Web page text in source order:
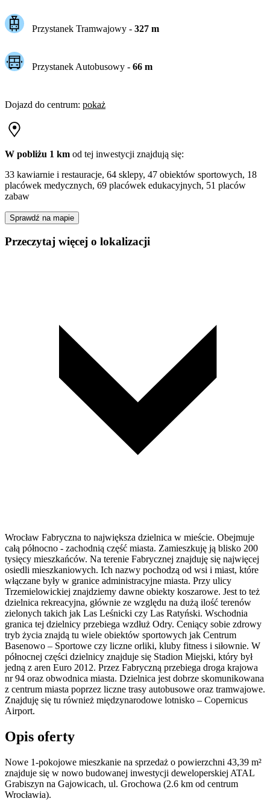
Przystanek Tramwajowy - 327m
Przystanek Autobusowy - 66m
Dojazd do centrum: pokaż
W pobliżu 1 km od tej inwestycji znajdują się:
33 kawiarnie i restauracje, 64 sklepy, 47 obiektów sportowych, 18
placówek medycznych, 69 placówek edukacyjnych, 51 placów
zabaw
Sprawdź na mapie
Przeczytaj więcej o lokalizacji
Wrocław Fabryczna to największa dzielnica w mieście. Obejmuje
całą północno - zachodnią część miasta. Zamieszkuję ją blisko 200
tysięcy mieszkańców. Na terenie Fabrycznej znajduję się najwięcej
osiedli mieszkaniowych. Ich nazwy pochodzą od wsi i miast, które
włączane były w granice administracyjne miasta. Przy ulicy
Trzemielowickiej znajdziemy dawne obiekty koszarowe. Jest to też
dzielnica rekreacyjna, głównie ze względu na dużą ilość terenów
zielonych takich jak Las Leśnicki czy Las Ratyński. Wschodnia
granica tej dzielnicy przebiega wzdłuż Odry. Ceniący sobie zdrowy
tryb życia znajdą tu wiele obiektów sportowych jak Centrum
Basenowo – Sportowe czy liczne orliki, kluby fitness i siłownie. W
północnej części dzielnicy znajduje się Stadion Miejski, który był
jedną z aren Euro 2012. Przez Fabryczną przebiega droga krajowa
nr 94 oraz obwodnica miasta. Dzielnica jest dobrze skomunikowana
z centrum miasta poprzez liczne trasy autobusowe oraz tramwajowe.
Znajduję się tu również międzynarodowe lotnisko – Copernicus
Airport.
Opis oferty
Nowe 1-pokojowe mieszkanie na sprzedaż o powierzchni 43,39 m²
znajduje się w nowo budowanej inwestycji deweloperskiej ATAL
Grabiszyn na Gajowicach, ul. Grochowa (2.6 km od centrum
Wrocławia).